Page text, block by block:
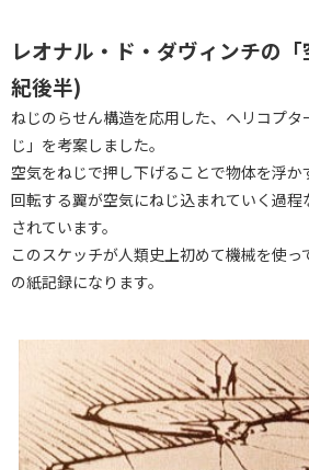
レオナル・ド・ダヴィンチの
紀後半)
ねじのらせん構造を応用した、ヘリコプ
じ」を考案しました。
空気をねじで押し下げることで物体を浮
回転する翼が空気にねじ込まれていく過
されています。
このスケッチが人類史上初めて機械を使
の紙記録になります。